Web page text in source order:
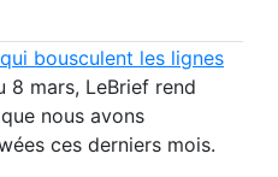
bousculent les lignes
8 mars, LeBrief rend
nous avons
ces derniers mois.